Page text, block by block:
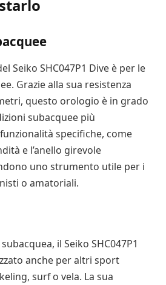
Seiko SHC047P1 Dive è per le
Grazie alla sua resistenza
questo orologio è in grado
subacquee più
specifiche, come
e l’anello girevole
uno strumento utile per i
o amatoriali.
il Seiko SHC047P1
anche per altri sport
surf o vela. La sua